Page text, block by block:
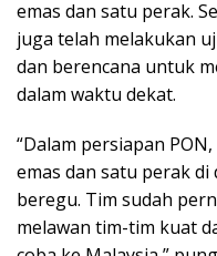
emas dan satu perak.
juga telah melakukan
dan berencana untuk
dalam waktu dekat.
“Dalam persiapan
emas dan satu perak
beregu. Tim sudah
melawan tim-tim kuat